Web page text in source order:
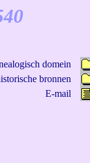
domein
bronnen
E-mail